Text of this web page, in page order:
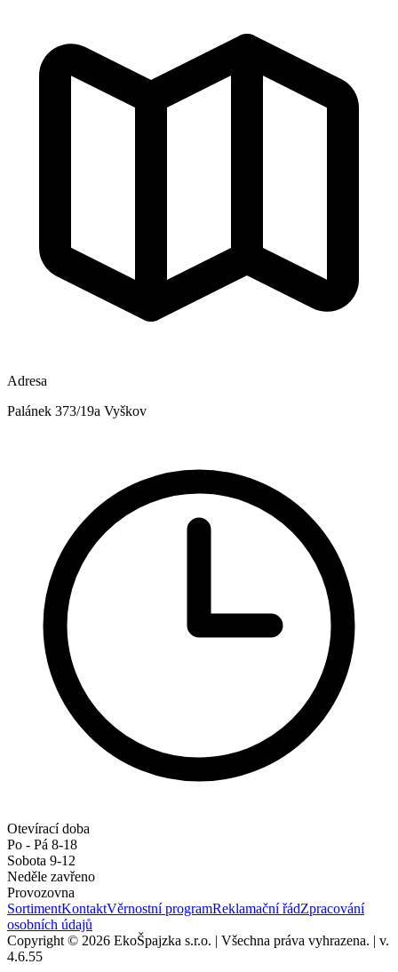
Adresa
Palánek 373/19a Vyškov
Otevírací doba
Po - Pá 8-18
Sobota 9-12
Neděle zavřeno
Provozovna
SortimentKontaktVěrnostní programReklamační řádZpracování
osobních údajů
Copyright © 2026 EkoŠpajzka s.r.o. | Všechna práva vyhrazena. | v.
4.6.55